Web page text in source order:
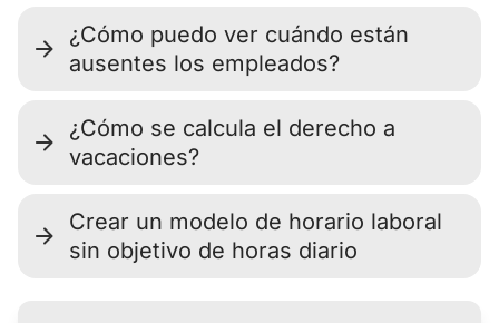
¿Cómo puedo ver cuándo están
ausentes los empleados?
¿Cómo se calcula el derecho a
vacaciones?
Crear un modelo de horario laboral
sin objetivo de horas diario